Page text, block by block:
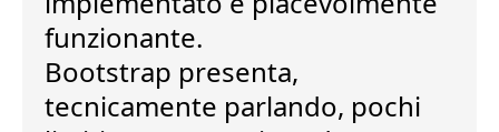
funzionante.
Bootstrap presenta,
tecnicamente parlando, pochi